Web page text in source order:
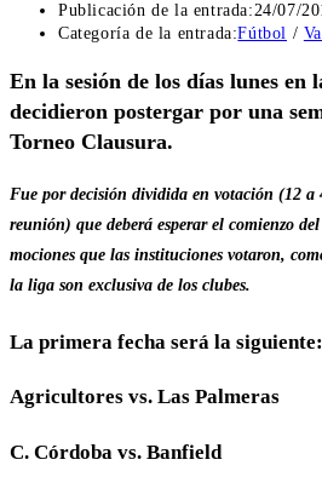
Publicación de la entrada:24/07/
Categoría de la entrada:Fútbol /
En la sesión de los días lunes en
decidieron postergar por una
Torneo Clausura.
Fue por decisión dividida en votación (12
reunión) que deberá esperar el comienzo
mociones que las instituciones votaron,
la liga son exclusiva de los clubes.
La primera fecha será la siguiente:
Agricultores vs. Las Palmeras
C. Córdoba vs. Banfield